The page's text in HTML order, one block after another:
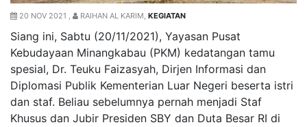
20 NOV 2021 , RAIHAN AL KARIM, KEGIATAN
Siang ini, Sabtu (20/11/2021), Yayasan Pusat
Kebudayaan Minangkabau (PKM) kedatangan tamu
spesial, Dr. Teuku Faizasyah, Dirjen Informasi dan
Diplomasi Publik Kementerian Luar Negeri beserta istri
dan staf. Beliau sebelumnya pernah menjadi Staf
Khusus dan Jubir Presiden SBY dan Duta Besar RI di